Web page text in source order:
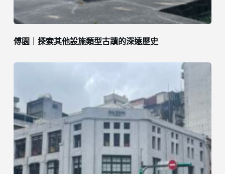
傅園｜探索其他設施類型古蹟的深遠歷史